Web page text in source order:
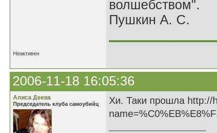
волшебством".
Пушкин А. С.
Неактивен
2006-11-18 16:05:36
Алиса Деева
Председатель клуба самоубийц
Хи. Таки прошла http://